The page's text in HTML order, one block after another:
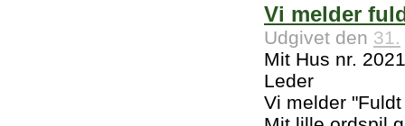
Vi melder
Udgivet den 31.
Mit Hus nr.
Leder
Vi melder